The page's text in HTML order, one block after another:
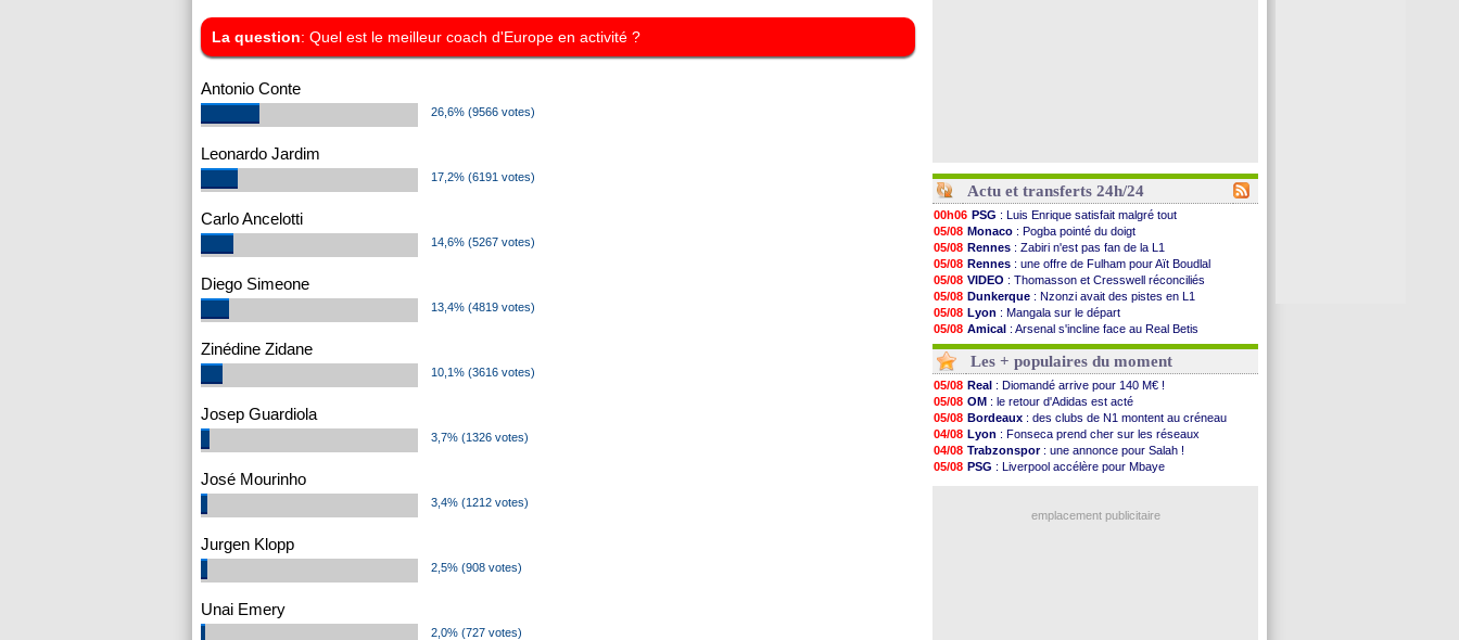
La question: Quel est le meilleur coach d'Europe en activité ?
Antonio Conte
26,6% (9566 votes)
Leonardo Jardim
17,2% (6191 votes)
Carlo Ancelotti
14,6% (5267 votes)
Diego Simeone
13,4% (4819 votes)
Zinédine Zidane
10,1% (3616 votes)
Josep Guardiola
3,7% (1326 votes)
José Mourinho
3,4% (1212 votes)
Jurgen Klopp
2,5% (908 votes)
Unai Emery
2,0% (727 votes)
Actu et transferts 24h/24
00h06 PSG : Luis Enrique satisfait malgré tout
05/08 Monaco : Pogba pointé du doigt
05/08 Rennes : Zabiri n'est pas fan de la L1
05/08 Rennes : une offre de Fulham pour Aït Boudlal
05/08 VIDEO : Thomasson et Cresswell réconciliés
05/08 Dunkerque : Nzonzi avait des pistes en L1
05/08 Lyon : Mangala sur le départ
05/08 Amical : Arsenal s'incline face au Real Betis
05/08 Amical: lourde défaite pour le PSG
05/08
Man City: Maresca flou pour Reijnders
05/08 LdC: Fenerbahçe prend une belle option
05/08 Al-Diriyah: Mbemba arrive libre (officiel)
05/08 Atletico: le plan d'Alvarez à son retour
05/08 Amical: premier succès pour Brest
05/08 VIDEO: le joli but de Greenwood avec le Fener !
05/08 CdM 2030: une promesse d'Infantino au Maroc ...
05/08 PSG : la compo pour le premier match amical
: l'OM domine Al-Shahaniya
Les + populaires du moment
05/08 Real : Diomandé arrive pour 140 M€ !
05/08 OM : le retour d'Adidas est acté
05/08 Bordeaux : des clubs de N1 montent au créneau
04/08 Lyon : Fonseca prend cher sur les réseaux
04/08 Trabzonspor : une annonce pour Salah !
05/08 PSG : Liverpool accélère pour Mbaye
emplacement publicitaire